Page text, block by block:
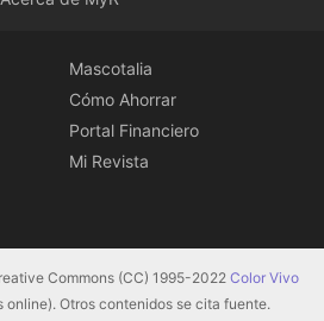
Mascotalia
Cómo Ahorrar
Portal Financiero
Mi Revista
Commons (CC) 1995-2022 Color Vivo
online). Otros contenidos se cita fuente.